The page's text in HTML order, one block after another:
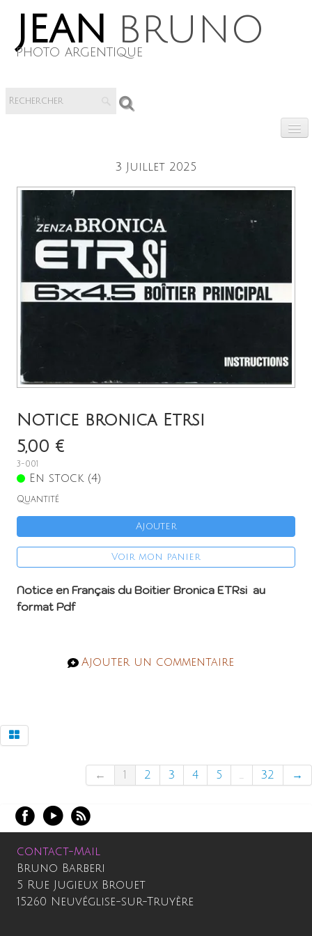
jean bruno
photo argentique
Livres numerique
​Vente de materiels
Notice
Réparation
Contact
Français
3 Juillet 2025
Notice bronica Etrsi
5,00 €
3-001
En stock (4)
Quantité
Ajouter
Voir mon panier
Notice en Français du Boitier Bronica ETRsi au
format Pdf
Ajouter un commentaire
← 1 2 3 4 5 ... 32 →
contact-Mail
Bruno Barberi
5 Rue Jugieux Brouet
15260 Neuvéglise-sur-Truyère